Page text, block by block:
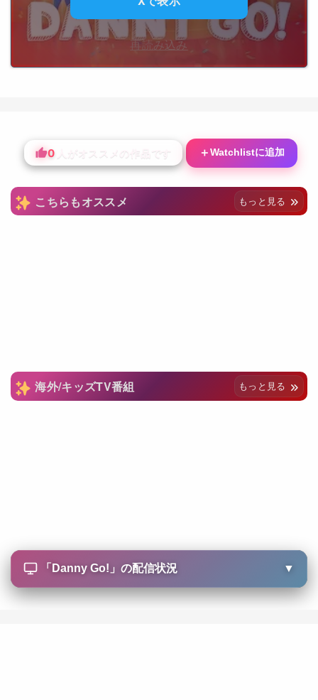
再読み込み
0 人がオススメの作品です ＋Watchlistに追加
こちらもオススメ もっと見る
海外/キッズTV番組 もっと見る
「 Danny Go! 」の配信状況 ▼